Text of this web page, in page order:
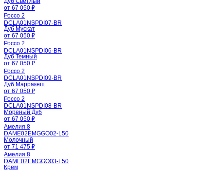
от 67 050 ₽
Россо 2
DCLA01NSPDI07-BR
Дуб Мускат
от 67 050 ₽
Россо 2
DCLA01NSPDI06-BR
Дуб Темный
от 67 050 ₽
Россо 2
DCLA01NSPDI09-BR
Дуб Марракеш
от 67 050 ₽
Россо 2
DCLA01NSPDI08-BR
Мореный Дуб
от 67 050 ₽
Амелия 8
DAME02EMGGO02-L50
Молочный
от 71 475 ₽
Амелия 8
DAME02EMGGO03-L50
Крем